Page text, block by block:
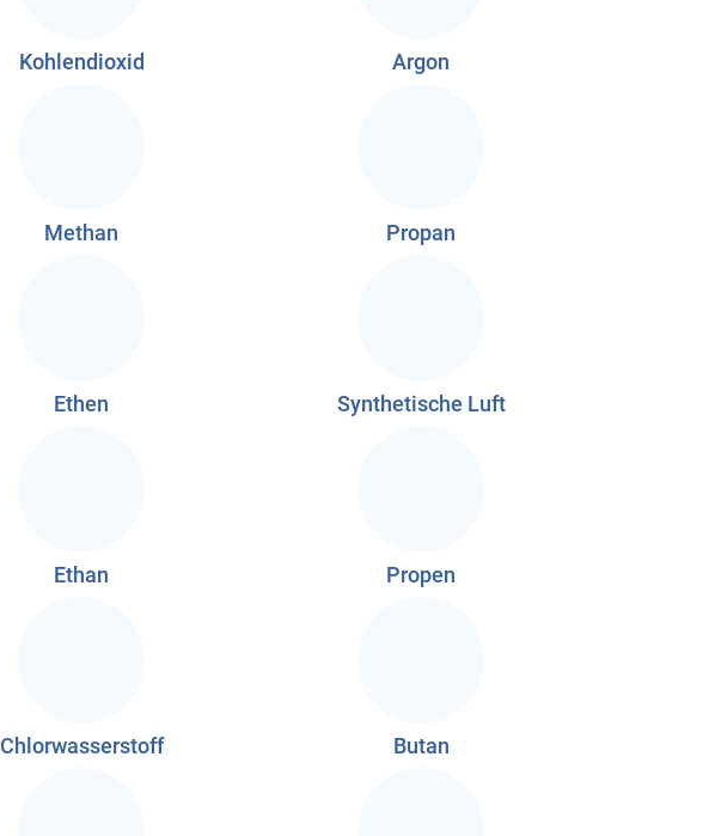
Kohlendioxid Argon
Methan Propan
Ethen Synthetische Luft
Ethan Propen
Chlorwasserstoff Butan